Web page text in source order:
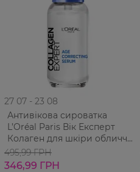
27 07 - 23 08
Антивікова сироватка
L’Oréal Paris Вік Експерт
Колаген для шкіри обличчя
30 мл
495,99 ГРН
346,99 ГРН